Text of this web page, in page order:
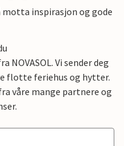
inspirasjon og gode
Vi sender deg
flotte feriehus og hytter.
våre mange partnere og